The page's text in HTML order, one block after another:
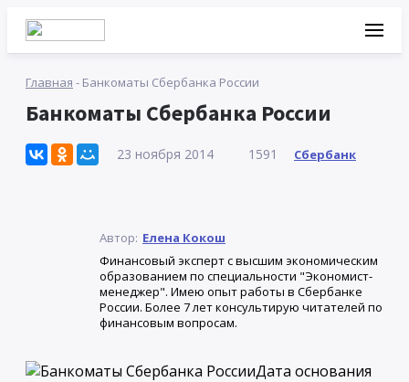
Главная - Банкоматы Сбербанка России
Банкоматы Сбербанка России
23 ноября 2014 1591 Сбербанк
Автор: Елена Кокош
Финансовый эксперт с высшим экономическим
образованием по специальности "Экономист-
менеджер". Имею опыт работы в Сбербанке
России. Более 7 лет консультирую читателей по
финансовым вопросам.
Дата основания